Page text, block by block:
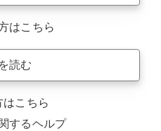
はこちら
読む
はこちら
するヘルプ